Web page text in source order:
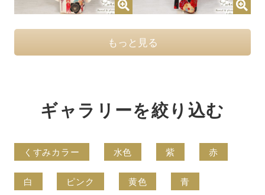
もっと見る
ギャラリーを絞り込む
くすみカラー 水色 紫 赤
白 ピンク 黄色 青